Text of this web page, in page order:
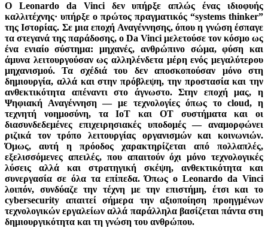
Ο Leonardo da Vinci δεν υπήρξε απλώς ένας ιδιοφυής
καλλιτέχνης· υπήρξε ο πρώτος πραγματικός “systems thinker”
της Ιστορίας. Σε μια εποχή Αναγέννησης, όπου η γνώση έσπαγε
τα στεγανά της παράδοσης, ο Da Vinci μελετούσε τον κόσμο ως
ένα ενιαίο σύστημα: μηχανές, ανθρώπινο σώμα, φύση και
άμυνα λειτουργούσαν ως αλληλένδετα μέρη ενός μεγαλύτερου
μηχανισμού. Τα σχέδιά του δεν αποσκοπούσαν μόνο στη
δημιουργία, αλλά και στην πρόβλεψη, την προστασία και την
ανθεκτικότητα απέναντι στο άγνωστο. Στην εποχή μας, η
Ψηφιακή Αναγέννηση — με τεχνολογίες όπως το cloud, η
τεχνητή νοημοσύνη, τα IoT και OT συστήματα και οι
διασυνδεδεμένες επιχειρησιακές υποδομές — αναμορφώνει
ριζικά τον τρόπο λειτουργίας οργανισμών και κοινωνιών.
Όμως, αυτή η πρόοδος χαρακτηρίζεται από πολλαπλές,
εξελισσόμενες απειλές, που απαιτούν όχι μόνο τεχνολογικές
λύσεις αλλά και στρατηγική σκέψη, ανθεκτικότητα και
συνεργασία σε όλα τα επίπεδα. Όπως ο Leonardo da Vinci
λοιπόν, συνδύαζε την τέχνη με την επιστήμη, έτσι και το
cybersecurity απαιτεί σήμερα την αξιοποίηση προηγμένων
τεχνολογικών εργαλείων αλλά παράλληλα βασίζεται πάντα στη
δημιουργικότητα και τη γνώση του ανθρώπου.